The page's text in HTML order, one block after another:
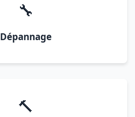
🔧
Dépannage
🔨